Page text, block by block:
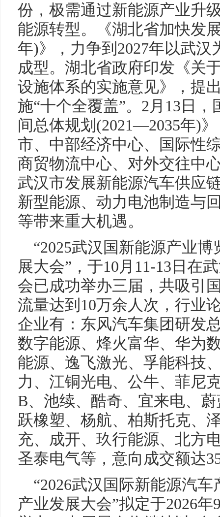
份，极需通过新能源产业升
能源转型。《湖北省加快发
年)》，力争到2027年以武
成型。湖北省政府印发《关
设施体系的实施意见》，提
施“十个全覆盖”。2月13日
间总体规划(2021—2035年)
市、中部经济中心、国际性
商贸物流中心、对外交往中
武汉市发展新能源汽车供应
新型能源、动力电池制造与
等带来重大机遇。
“2025武汉国新能源产业
展大会”，于10月11-13日在
会已成功举办三届，共吸引
流量达到10万余人次，行业
企业有：东风汽车集团研发
数字能源、烽火富华、华为
能源、逸飞激光、孚能科技
力、江铜光电、公牛、菲尼
B、池续、酷奇、宜来电、
跃橡塑、杨航、柏斯托克、
充、成开、玖行能源、北方
圣泰电气等，意向成交额达
“2026武汉国际新能源汽
产业发展大会”拟定于2026